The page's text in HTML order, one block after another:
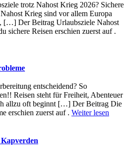
trotz Nahost Krieg 2026? Sichere
Krieg sind vor allem Europa
[…] Der Beitrag Urlaubsziele Nahost
sichere Reisen erschien zuerst auf .
entscheidend? So
Reisen steht für Freiheit, Abenteuer
allzu oft beginnt […] Der Beitrag Die
erschien zuerst auf . Weiter lesen